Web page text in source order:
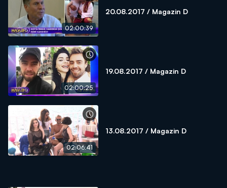
02:00:39
20.08.2017 / Magazin D
02:00:25
19.08.2017 / Magazin D
02:06:41
13.08.2017 / Magazin D